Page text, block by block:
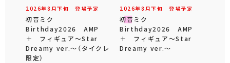
2026年8 月下旬 登場予定
初音ミク
Birthday2026 AMP
＋ フィギュア～Star
Dreamy ver.～（タイクレ
限定）
2026年8 月下旬 登場予定
初音ミク
Birthday2026 AMP
＋ フィギュア～Star
Dreamy ver.～